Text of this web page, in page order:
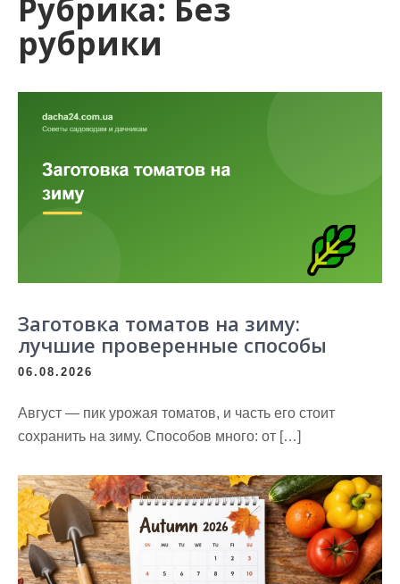
Рубрика: Без
рубрики
Заготовка томатов на зиму:
лучшие проверенные способы
06.08.2026
Август — пик урожая томатов, и часть его стоит
сохранить на зиму. Способов много: от […]